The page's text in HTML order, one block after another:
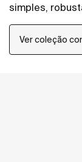
simples,
todos os
Ver coleção